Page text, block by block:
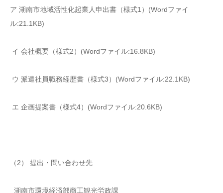
ア 湖南市地域活性化起業人申出書（様式1）(Wordファイ
ル:21.1KB)
イ 会社概要（様式2）(Wordファイル:16.8KB)
ウ 派遣社員職務経歴書（様式3）(Wordファイル:22.1KB)
エ 企画提案書（様式4）(Wordファイル:20.6KB)
（2） 提出・問い合わせ先
湖南市環境経済部商工観光労政課